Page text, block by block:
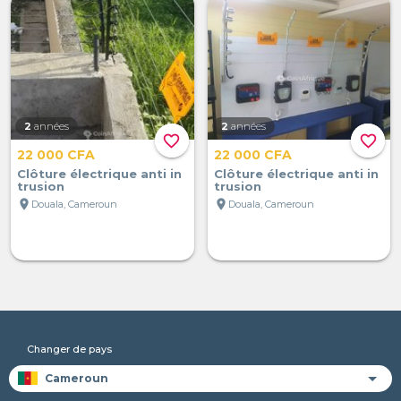
favorite_border
2 années
22 000 CFA
Clôture électrique anti in
trusion
location_on Douala, Cameroun
favorite_border
2 années
22 000 CFA
Clôture électrique anti in
trusion
location_on Douala, Cameroun
Changer de pays